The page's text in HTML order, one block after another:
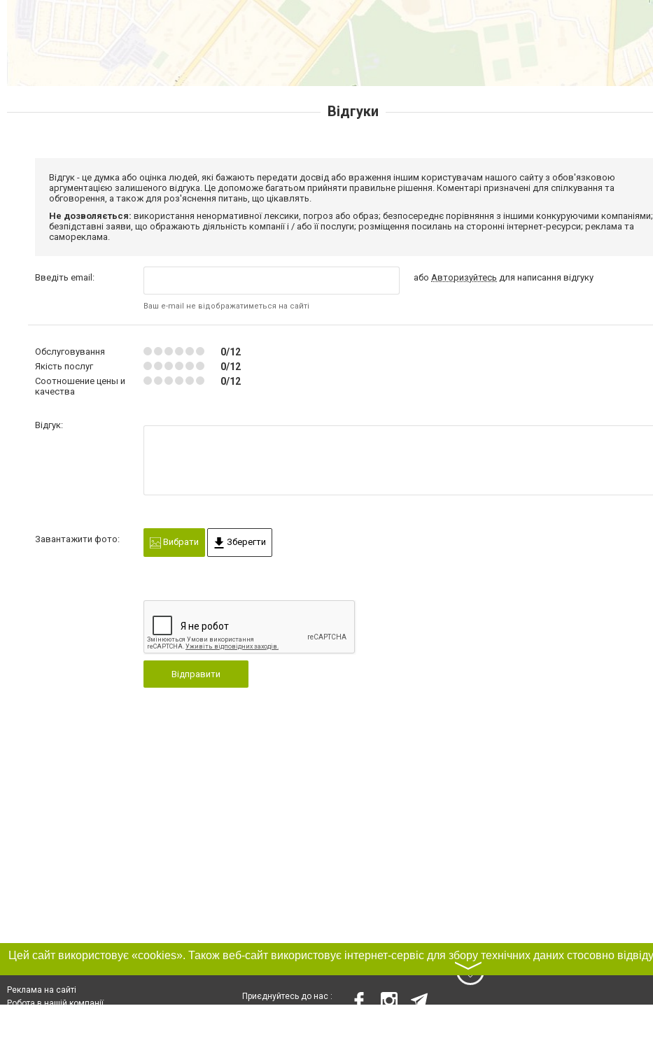
Відгуки
Відгук - це думка або оцінка людей, які бажають передати досвід або враження іншим користувачам нашого сайту з обов'язковою
аргументацією залишеного відгука. Це допоможе багатьом прийняти правильне рішення. Коментарі призначені для спілкування та
обговорення, а також для роз'яснення питань, що цікавлять.
Не дозволяється: використання ненормативної лексики, погроз або образ; безпосереднє порівняння з іншими конкуруючими компаніями;
безпідставні заяви, що ображають діяльність компанії і / або її послуги; розміщення посилань на сторонні інтернет-ресурси; реклама та
самореклама.
Введіть email:
Ваш e-mail не відображатиметься на сайті
абоАвторизуйтесь для написання відгуку
Обслуговування 0/12
Якість послуг 0/12
Соотношение цены и
качества
0/12
Відгук:
Завантажити фото: Вибрати Зберегти
Відправити
〉
Реклама на сайті
Робота в нашій компанії
Приєднуйтесь до нас :